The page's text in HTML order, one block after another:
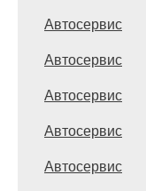
Автосервис
Автосервис
Автосервис
Автосервис
Автосервис